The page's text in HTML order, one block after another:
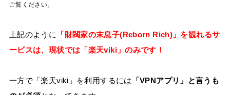
ご覧ください。
上記のように
「財閥家の末息子(Reborn Rich)」を観れるサ
ービスは、現状では 「楽天viki」のみです！
一方で「楽天viki」を利用するには 「VPNアプリ」と言うも